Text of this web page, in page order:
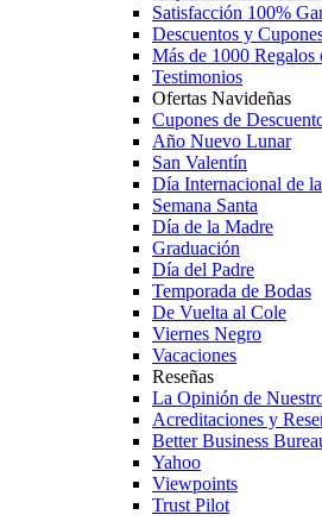
Satisfacción 100%
Descuentos y
Más de 1000
Testimonios
Ofertas Navideñas
Cupones de
Año Nuevo Lunar
San Valentín
Día Internacional de
Semana Santa
Día de la Madre
Graduación
Día del Padre
Temporada de Bodas
De Vuelta al Cole
Viernes Negro
Vacaciones
Reseñas
La Opinión de
Acreditaciones y
Better Business
Yahoo
Viewpoints
Trust Pilot